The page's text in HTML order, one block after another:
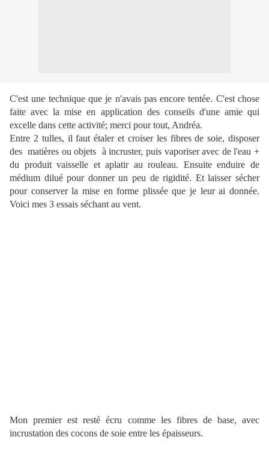
C'est une technique que je n'avais pas encore tentée. C'est chose
faite avec la mise en application des conseils d'une amie qui
excelle dans cette activité; merci pour tout, Andréa.
Entre 2 tulles, il faut étaler et croiser les fibres de soie, disposer
des matières ou objets à incruster, puis vaporiser avec de l'eau +
du produit vaisselle et aplatir au rouleau. Ensuite enduire de
médium dilué pour donner un peu de rigidité. Et laisser sécher
pour conserver la mise en forme plissée que je leur ai donnée.
Voici mes 3 essais séchant au vent.
Mon premier est resté écru comme les fibres de base, avec
incrustation des cocons de soie entre les épaisseurs.